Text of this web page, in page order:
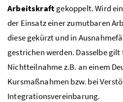
Arbeitskraftgekoppelt. Wird
der Einsatz einer zumutbaren
diese gekürzt und in
gestrichen werden. Dasselbe gilt
Nichtteilnahme z.B. an einem
Kursmaßnahmen bzw. bei
Integrationsvereinbarung.